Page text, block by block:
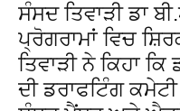
ਸੰਸਦ ਤਿਵਾੜੀ ਡਾ
ਪ੍ਰੋਗਰਾਮਾਂ ਵਿਚ
ਤਿਵਾੜੀ ਨੇ ਕਿਹਾ
ਦੀ ਡਰਾਫਟਿੰਗ